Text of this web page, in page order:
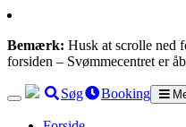
Bemærk: Husk at scrolle ned
forsiden – Svømmecentret er
Søg Booking